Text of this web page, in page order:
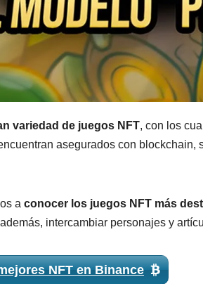
variedad de juegos NFT, con los
asegurados con
a conocer los juegos NFT más
intercambiar personajes y
NFT en Binance